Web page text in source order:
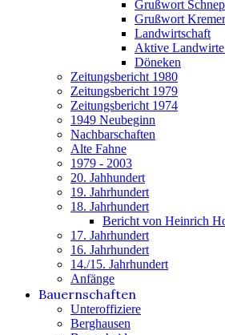
Grußwort
Grußwort Kremer
Landwirtschaft
Aktive
Döneken
Zeitungsbericht 1980
Zeitungsbericht 1979
Zeitungsbericht 1974
1949 Neubeginn
Nachbarschaften
Alte Fahne
1979 - 2003
20. Jahhundert
19. Jahrhundert
18. Jahrhundert
Bericht von Heinrich
17. Jahrhundert
16. Jahrhundert
14./15. Jahrhundert
Anfänge
Bauernschaften
Unteroffiziere
Berghausen